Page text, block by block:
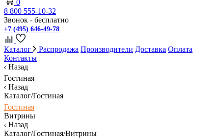
0
8 800 555-10-32
Звонок - бесплатно
+7 (495) 646-49-78
Каталог Распродажа Производители Доставка Оплата
Контакты
Назад
Гостиная
Назад
Каталог/Гостиная
Гостиная
Витрины
Назад
Каталог/Гостиная/Витрины